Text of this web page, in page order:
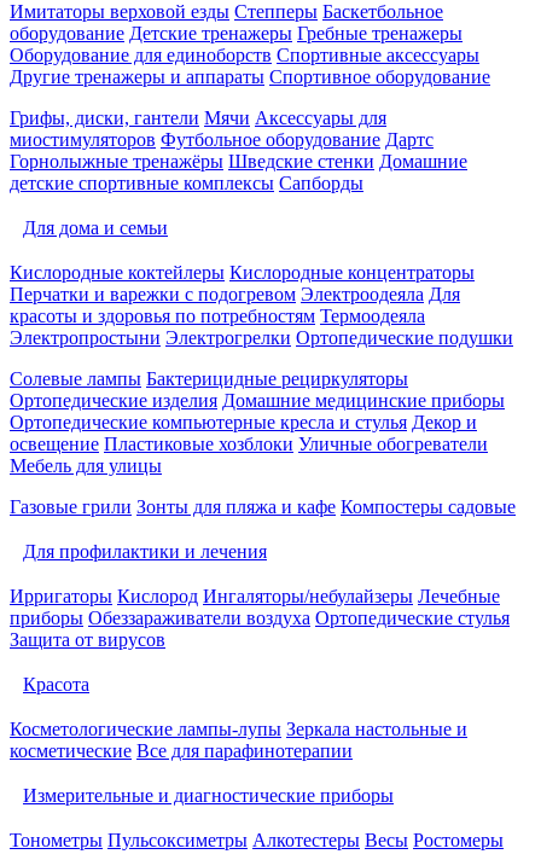
Имитаторы верховой езды Степперы Баскетбольное
оборудование Детские тренажеры Гребные тренажеры
Оборудование для единоборств Спортивные аксессуары
Другие тренажеры и аппараты Спортивное оборудование
Грифы, диски, гантели Мячи Аксессуары для
миостимуляторов Футбольное оборудование Дартс
Горнолыжные тренажёры Шведские стенки Домашние
детские спортивные комплексы Сапборды
Для дома и семьи
Кислородные коктейлеры Кислородные концентраторы
Перчатки и варежки с подогревом Электроодеяла Для
красоты и здоровья по потребностям Термоодеяла
Электропростыни Электрогрелки Ортопедические подушки
Солевые лампы Бактерицидные рециркуляторы
Ортопедические изделия Домашние медицинские приборы
Ортопедические компьютерные кресла и стулья Декор и
освещение Пластиковые хозблоки Уличные обогреватели
Мебель для улицы
Газовые грили Зонты для пляжа и кафе Компостеры садовые
Для профилактики и лечения
Ирригаторы Кислород Ингаляторы/небулайзеры Лечебные
приборы Обеззараживатели воздуха Ортопедические стулья
Защита от вирусов
Красота
Косметологические лампы-лупы Зеркала настольные и
косметические Все для парафинотерапии
Измерительные и диагностические приборы
Тонометры Пульсоксиметры Алкотестеры Весы Ростомеры